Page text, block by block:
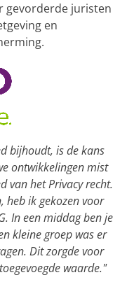
gevorderde juristen
en
bijhoudt, is de kans
ontwikkelingen mist
van het Privacy recht.
heb ik gekozen voor
In een middag ben je
kleine groep was er
Dit zorgde voor
waarde."